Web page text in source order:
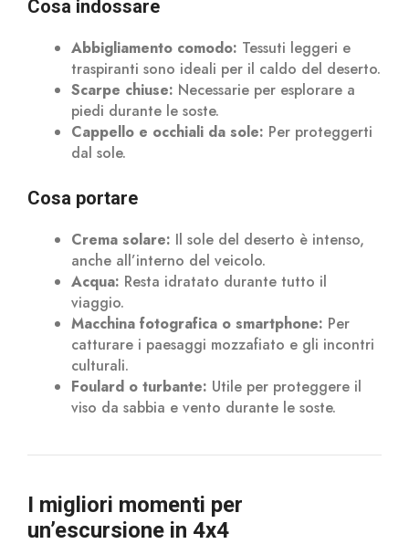
Cosa indossare
Abbigliamento comodo: Tessuti leggeri e
traspiranti sono ideali per il caldo del deserto.
Scarpe chiuse: Necessarie per esplorare a
piedi durante le soste.
Cappello e occhiali da sole: Per proteggerti
dal sole.
Cosa portare
Crema solare: Il sole del deserto è intenso,
anche all’interno del veicolo.
Acqua: Resta idratato durante tutto il
viaggio.
Macchina fotografica o smartphone: Per
catturare i paesaggi mozzafiato e gli incontri
culturali.
Foulard o turbante: Utile per proteggere il
viso da sabbia e vento durante le soste.
I migliori momenti per
un’escursione in 4x4